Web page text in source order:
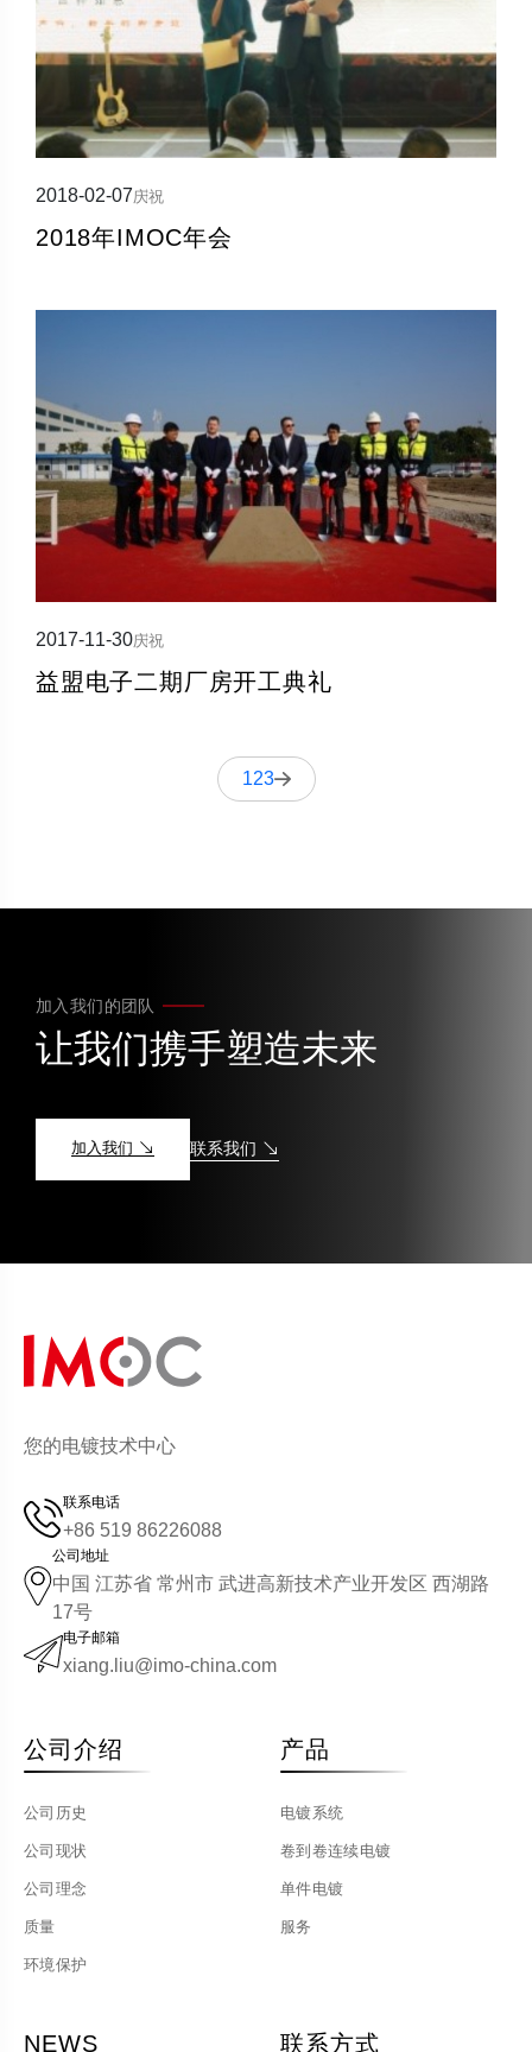
2018-02-07庆祝
2018年IMOC年会
2017-11-30庆祝
益盟电子二期厂房开工典礼
123
加入我们的团队
让我们携手塑造未来
加入我们 联系我们
您的电镀技术中心
联系电话
+86 519 86226088
公司地址
中国 江苏省 常州市 武进高新技术产业开发区 西湖路
17号
电子邮箱
xiang.liu@imo-china.com
公司介绍
公司历史
公司现状
公司理念
质量
环境保护
产品
电镀系统
卷到卷连续电镀
单件电镀
服务
NEWS 联系方式